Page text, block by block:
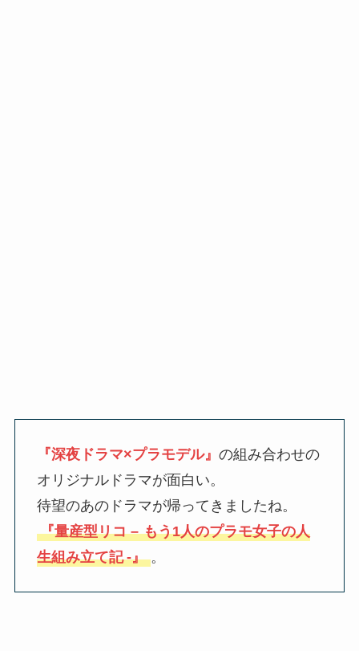
『深夜ドラマ×プラモデル』 の組み合わせの
オリジナルドラマが面白い。
待望のあのドラマが帰ってきましたね。
『量産型リコ – もう1人のプラモ女子の人
生組み立て記 -』 。